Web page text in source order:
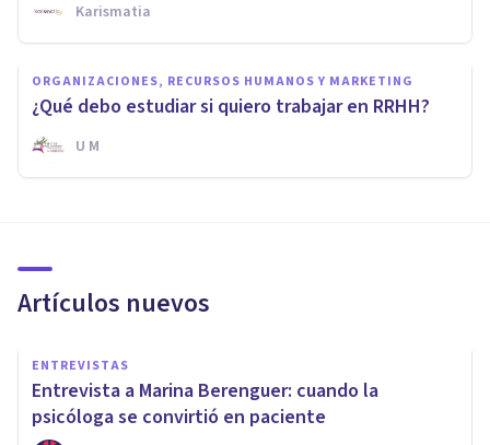
Karismatia
ORGANIZACIONES, RECURSOS HUMANOS Y MARKETING
¿Qué debo estudiar si quiero trabajar en RRHH?
U M
Artículos nuevos
ENTREVISTAS
Entrevista a Marina Berenguer: cuando la
psicóloga se convirtió en paciente